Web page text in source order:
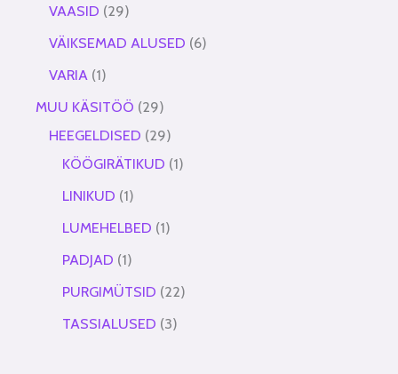
VAASID 29
VÄIKSEMAD ALUSED 6
VARIA 1
MUU KÄSITÖÖ 29
HEEGELDISED 29
KÖÖGIRÄTIKUD 1
LINIKUD 1
LUMEHELBED 1
PADJAD 1
PURGIMÜTSID 22
TASSIALUSED 3